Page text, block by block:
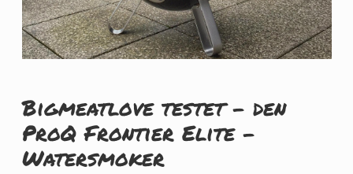
Bigmeatlove testet - den
ProQ Frontier Elite -
Watersmoker